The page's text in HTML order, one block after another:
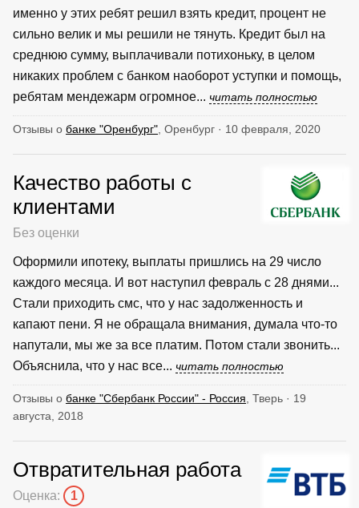
именно у этих ребят решил взять кредит, процент не
сильно велик и мы решили не тянуть. Кредит был на
среднюю сумму, выплачивали потихоньку, в целом
никаких проблем с банком наоборот уступки и помощь,
ребятам мендежарм огромное... читать полностью
Отзывы о банке "Оренбург" , Оренбург · 10 февраля, 2020
Качество работы с
клиентами
Без оценки
Оформили ипотеку, выплаты пришлись на 29 число
каждого месяца. И вот наступил февраль с 28 днями...
Стали приходить смс, что у нас задолженность и
капают пени. Я не обращала внимания, думала что-то
напутали, мы же за все платим. Потом стали звонить...
Объяснила, что у нас все... читать полностью
Отзывы о банке "Сбербанк России" - Россия , Тверь · 19
августа, 2018
Отвратительная работа
Оценка: 1